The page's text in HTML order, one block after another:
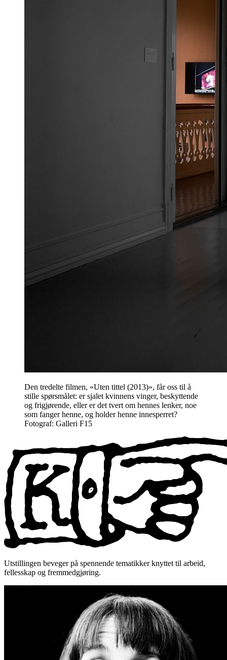
Den tredelte filmen, «Uten tittel (2013)», får oss til å
stille spørsmålet: er sjalet kvinnens vinger, beskyttende
og frigjørende, eller er det tvert om hennes lenker, noe
som fanger henne, og holder henne innesperret?
Fotograf: Galleri F15
Utstillingen beveger på spennende tematikker knyttet til arbeid,
fellesskap og fremmedgjøring.